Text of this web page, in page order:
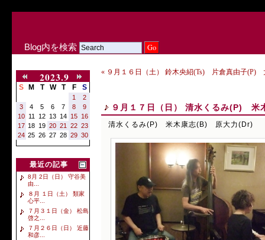
Blog内を検索
2023.9
S M T W T F S
1
2
3
4 5 6 7 8
9
10 11 12 13 14 15 16
17 18 19 20 21 22 23
24 25 26 27 28 29 30
最近の記事
8月 2日（日） 守谷美
由...
８月 １日（土） 類家
心平...
７月３１日（金） 松島
啓之...
７月２６日（日） 近藤
和彦...
« ９月１６日（土） 鈴木央紹(Ts) 片倉真由子(P)
９月１７日（日） 清水くるみ(P)
清水くるみ(P) 米木康志(B) 原大力(Dr)